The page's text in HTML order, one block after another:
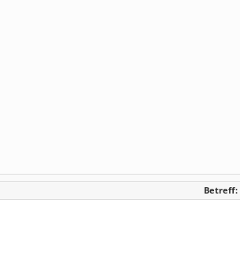
Betreff: